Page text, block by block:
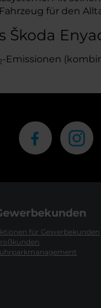
für den
Škoda
-Emissionen
für Gewerbekunden